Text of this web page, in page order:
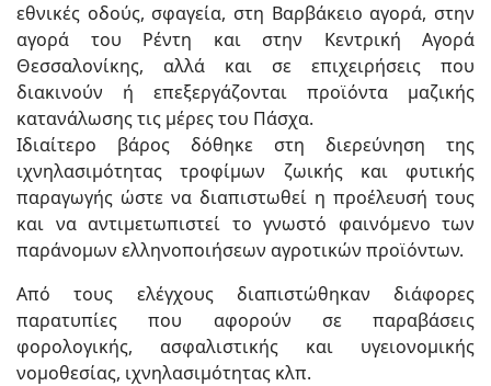
εθνικές οδούς, σφαγεία, στη Βαρβάκειο αγορά, στην
αγορά του Ρέντη και στην Κεντρική Αγορά
Θεσσαλονίκης, αλλά και σε επιχειρήσεις που
διακινούν ή επεξεργάζονται προϊόντα μαζικής
κατανάλωσης τις μέρες του Πάσχα.
Ιδιαίτερο βάρος δόθηκε στη διερεύνηση της
ιχνηλασιμότητας τροφίμων ζωικής και φυτικής
παραγωγής ώστε να διαπιστωθεί η προέλευσή τους
και να αντιμετωπιστεί το γνωστό φαινόμενο των
παράνομων ελληνοποιήσεων αγροτικών προϊόντων.
Από τους ελέγχους διαπιστώθηκαν διάφορες
παρατυπίες που αφορούν σε παραβάσεις
φορολογικής, ασφαλιστικής και υγειονομικής
νομοθεσίας, ιχνηλασιμότητας κλπ.